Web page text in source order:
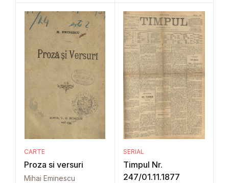
CARTE
Proza si versuri
Mihai Eminescu
SERIAL
Timpul Nr.
247/01.11.1877